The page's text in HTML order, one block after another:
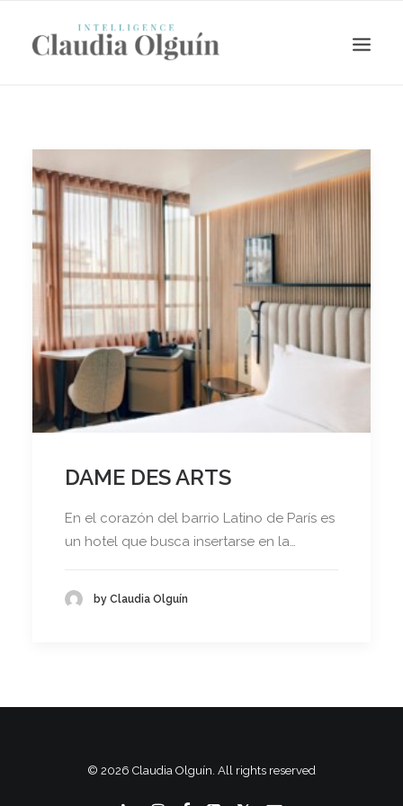
Search
DAME DES ARTS
En el corazón del barrio Latino de París es
un hotel que busca insertarse en la…
by Claudia Olguín
© 2026 Claudia Olguín. All rights reserved